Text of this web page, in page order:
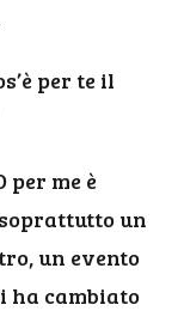
per te il
per me è
un
un evento
ha cambiato